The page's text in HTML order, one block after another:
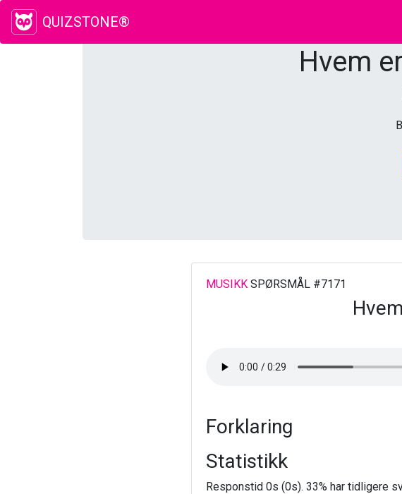
QUIZSTONE®
Hvem
MUSIKKSPØRSMÅL #7171
Forklaring
Statistikk
Responstid 0s (0s). 33% har tidligere